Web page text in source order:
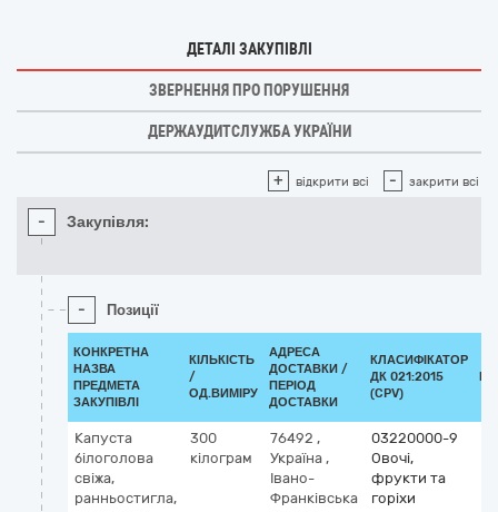
ДЕТАЛІ ЗАКУПІВЛІ
ЗВЕРНЕННЯ ПРО ПОРУШЕННЯ
ДЕРЖАУДИТСЛУЖБА УКРАЇНИ
+ відкрити всі - закрити всі
- Закупівля:
- Позиції
КОНКРЕТНА
НАЗВА
ПРЕДМЕТА
ЗАКУПІВЛІ
КІЛЬКІСТЬ
/
ОД.ВИМІРУ
АДРЕСА
ДОСТАВКИ /
ПЕРІОД
ДОСТАВКИ
КЛАСИФІКАТОР
ДК 021:2015
(CPV)
Капуста
білоголова
свіжа,
ранньостигла,
300
кілограм
76492 ,
Україна ,
Івано-
Франківська
03220000-9
Овочі,
фрукти та
горіхи